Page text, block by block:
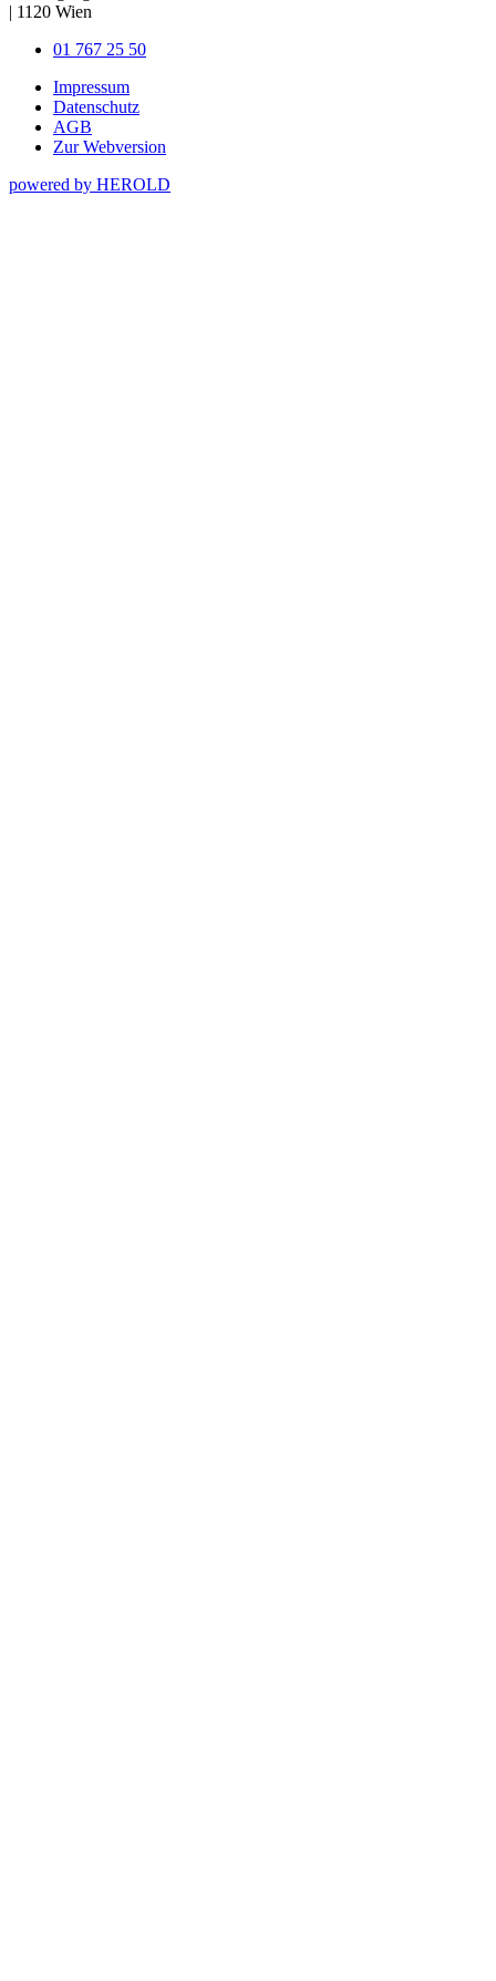
| 1120 Wien
01 767 25 50
Impressum
Datenschutz
AGB
Zur Webversion
powered by HEROLD